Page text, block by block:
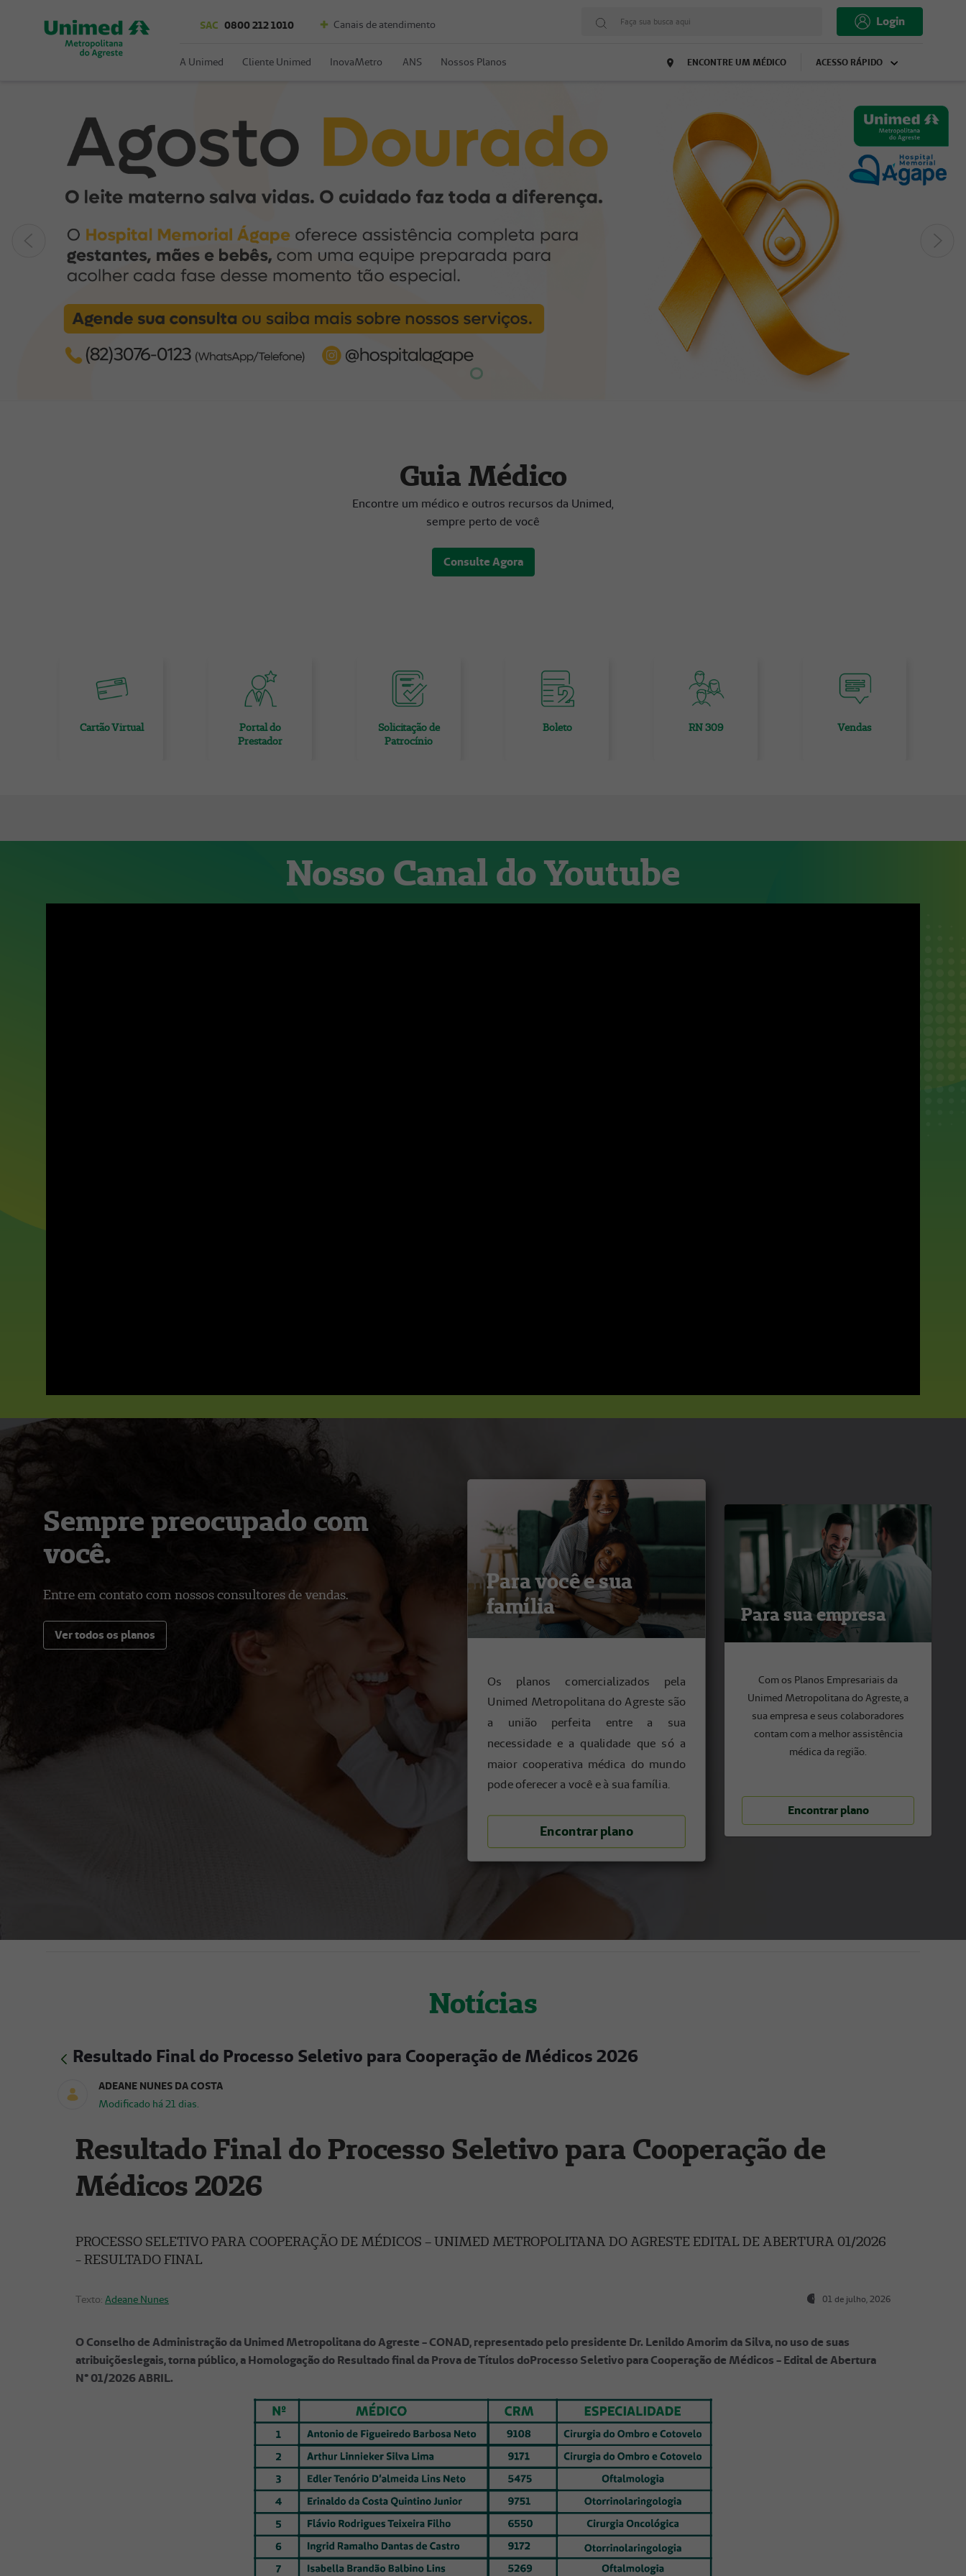
SAC 0800 212 1010 Canais de atendimento Faça sua busca aqui Login
A Unimed Cliente Unimed InovaMetro ANS Nossos Planos ENCONTRE UM MÉDICO ACESSO RÁPIDO
Focar slide
Focar slide
Focar slide
Focar slide
Anterior
Encontre um médico e outros recursos da Unimed,
sempre perto de você
Consulte Agora
Cartão Virtual
Portal do
Prestador
Solicitação de
Patrocínio
Boleto RN 309 Vendas
Nosso Canal do Youtube
Sempre preocupado com
você.
Entre em contato com nossos consultores de vendas.
Ver todos os planos
Para você e sua
família
Os planos comercializados pela
a união perfeita entre a sua
necessidade e a qualidade que só a
maior cooperativa médica do mundo
pode oferecer a você e à sua família.
Encontrar plano
Para sua empresa
Com os Planos Empresariais da
contam com a melhor assistência
médica da região.
Resultado Final do Processo Seletivo para Cooperação de Médicos 2026
Modificado há 21 dias.
Resultado Final do Processo Seletivo para Cooperação de
Médicos 2026
PROCESSO SELETIVO PARA COOPERAÇÃO DE MÉDICOS – UNIMED METROPOLITANA DO AGRESTE EDITAL DE ABERTURA 01/2026
Texto:Adeane Nunes
O Conselho de Administração da Unimed Metropolitana do Agreste - CONAD, representado pelo presidente Dr. Lenildo Amorim da Silva, no uso de suas
N° 01/2026 ABRIL.